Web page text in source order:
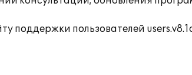
поддержки пользователей